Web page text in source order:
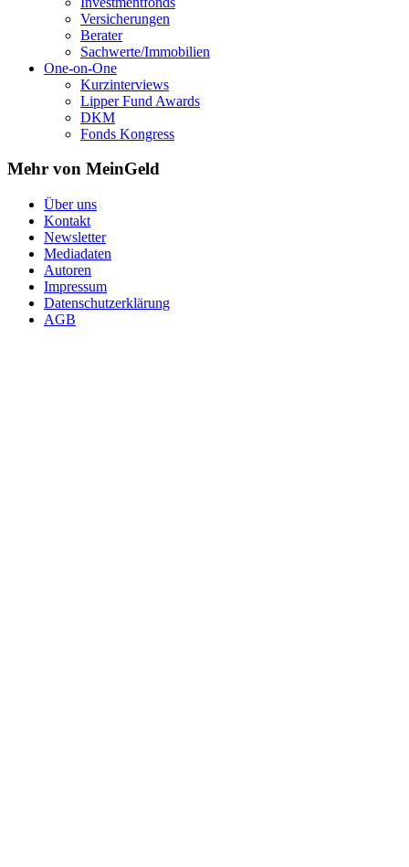
Versicherungen
Berater
Sachwerte/Immobilien
One-on-One
Kurzinterviews
Lipper Fund Awards
DKM
Fonds Kongress
Mehr von MeinGeld
Über uns
Kontakt
Newsletter
Mediadaten
Autoren
Impressum
Datenschutzerklärung
AGB